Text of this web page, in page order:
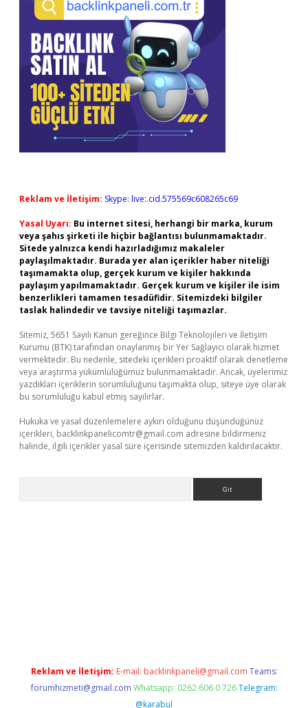
Reklam ve İletişim: Skype: live:.cid.575569c608265c69
Yasal Uyarı: Bu internet sitesi, herhangi bir marka, kurum
veya şahıs şirketi ile hiçbir bağlantısı bulunmamaktadır.
Sitede yalnızca kendi hazırladığımız makaleler
paylaşılmaktadır. Burada yer alan içerikler haber niteliği
taşımamakta olup, gerçek kurum ve kişiler hakkında
paylaşım yapılmamaktadır. Gerçek kurum ve kişiler ile isim
benzerlikleri tamamen tesadüfidir. Sitemizdeki bilgiler
taslak halindedir ve tavsiye niteliği taşımazlar.
Sitemiz, 5651 Sayılı Kanun gereğince Bilgi Teknolojileri ve İletişim
Kurumu (BTK) tarafından onaylanmış bir Yer Sağlayıcı olarak hizmet
vermektedir. Bu nedenle, sitedeki içerikleri proaktif olarak denetleme
veya araştırma yükümlülüğümüz bulunmamaktadır. Ancak, üyelerimiz
yazdıkları içeriklerin sorumluluğunu taşımakta olup, siteye üye olarak
bu sorumluluğu kabul etmiş sayılırlar.
Hukuka ve yasal düzenlemelere aykırı olduğunu düşündüğünüz
içerikleri, backlinkpanelicomtr@gmail.com adresine bildirmeniz
halinde, ilgili içerikler yasal süre içerisinde sitemizden kaldırılacaktır.
Reklam ve İletişim: E-mail: backlinkpaneli@gmail.com Teams:
forumhizmeti@gmail.com Whatsapp: 0262 606 0 726 Telegram:
@karabul